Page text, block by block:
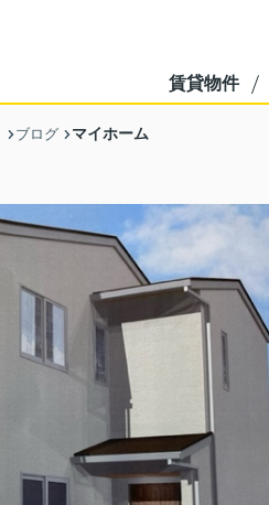
賃貸物件
ブログ マイホーム